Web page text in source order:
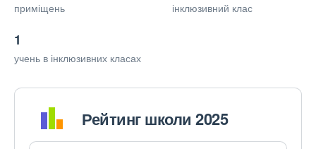
приміщень інклюзивний клас
1
учень в інклюзивних класах
Рейтинг школи 2025